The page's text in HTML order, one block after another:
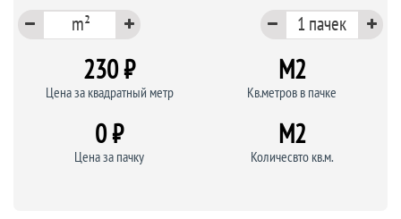
230 ₽
Цена за квадратный метр
M2
Кв.метров в пачке
0 ₽
Цена за пачку
M2
Количесвто кв.м.